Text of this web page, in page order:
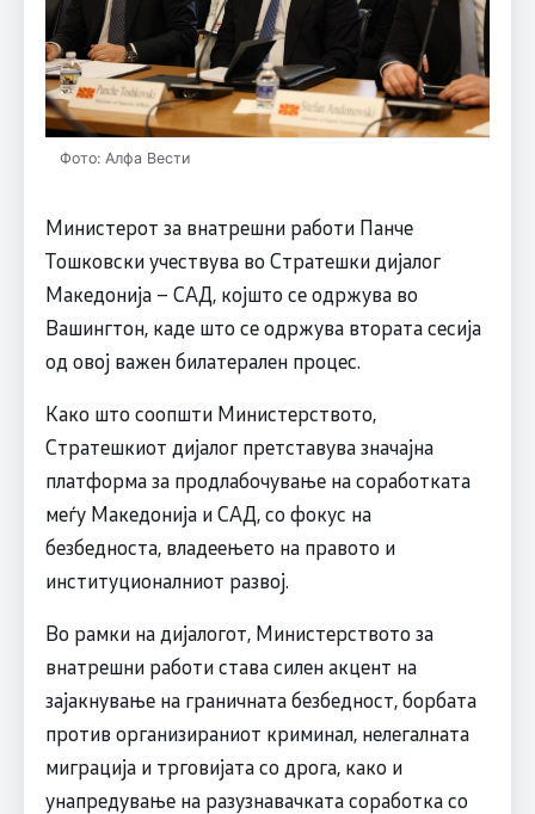
Фото: Алфа Вести
Министерот за внатрешни работи Панче
Тошковски учествува во Стратешки дијалог
Македонија – САД, којшто се одржува во
Вашингтон, каде што се одржува втората сесија
од овој важен билатерален процес.
Како што соопшти Министерството,
Стратешкиот дијалог претставува значајна
платформа за продлабочување на соработката
меѓу Македонија и САД, со фокус на
безбедноста, владеењето на правото и
институционалниот развој.
Во рамки на дијалогот, Министерството за
внатрешни работи става силен акцент на
зајакнување на граничната безбедност, борбата
против организираниот криминал, нелегалната
миграција и трговијата со дрога, како и
унапредување на разузнавачката соработка со